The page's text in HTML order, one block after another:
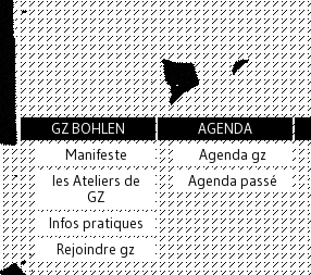
GZ BOHLEN
Manifeste
les Ateliers de
GZ
Infos pratiques
Rejoindre gz
AGENDA
Agenda gz
Agenda passé